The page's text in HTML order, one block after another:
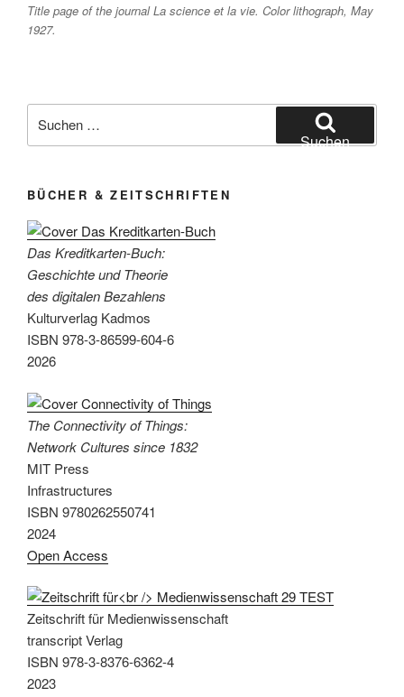
Title page of the journal La science et la vie. Color lithograph, May
1927.
nach:
Suchen
BÜCHER & ZEITSCHRIFTEN
Das Kreditkarten-Buch:
Geschichte und Theorie
des digitalen Bezahlens
Kulturverlag Kadmos
ISBN 978-3-86599-604-6
2026
The Connectivity of Things:
Network Cultures since 1832
MIT Press
Infrastructures
ISBN 9780262550741
2024
Open Access
Zeitschrift für Medienwissenschaft
transcript Verlag
ISBN 978-3-8376-6362-4
2023